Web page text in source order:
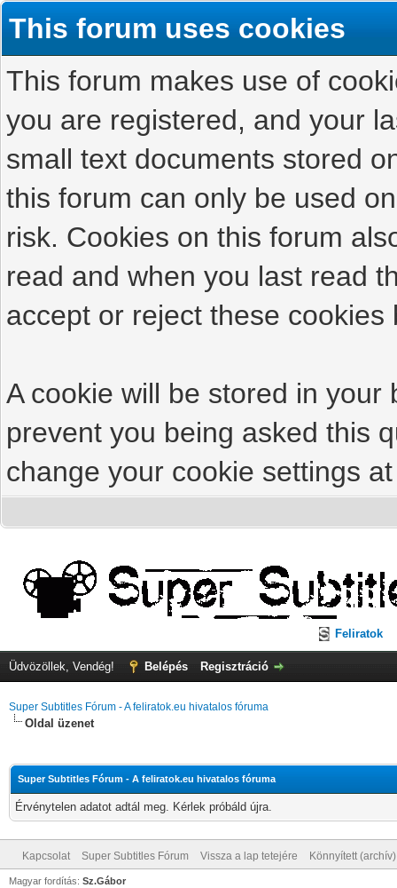
This forum uses cookies
This forum makes use of
you are registered, and your
small text documents stored
this forum can only be used
risk. Cookies on this forum
read and when you last read
accept or reject these cookies
A cookie will be stored in
prevent you being asked this
change your cookie settings
Feliratok
Üdvözöllek, Vendég! Belépés Regisztráció
Super Subtitles Fórum - A feliratok.eu hivatalos fóruma
Oldal üzenet
Super Subtitles Fórum - A feliratok.eu hivatalos fóruma
Érvénytelen adatot adtál meg. Kérlek próbáld újra.
Kapcsolat Super Subtitles Fórum Vissza a lap tetejére Könnyített
Magyar fordítás: Sz.Gábor